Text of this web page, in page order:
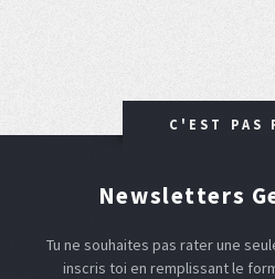
C'EST PAS
Newsletters
Tu ne souhaites pas rater une
inscris toi en remplissant le